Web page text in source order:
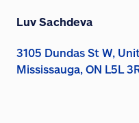
Luv Sachdeva
3105 Dundas St W,
Mississauga, ON L5L